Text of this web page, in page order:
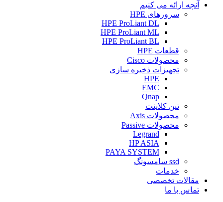
آنچه ارائه می کنیم
سرورهای HPE
HPE ProLiant DL
HPE ProLiant ML
HPE ProLiant BL
قطعات HPE
محصولات Cisco
تجهیزات ذخیره سازی
HPE
EMC
Qnap
تین کلاینت
محصولات Axis
محصولات Passive
Legrand
HP ASIA
PAYA SYSTEM
ssd سامسونگ
خدمات
مقالات تخصصی
تماس با ما